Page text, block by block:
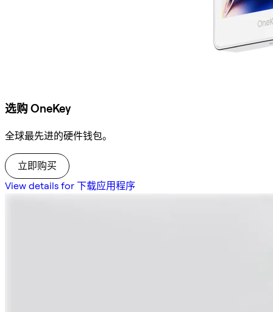
选购 OneKey
全球最先进的硬件钱包。
立即购买
View details for 下载应用程序